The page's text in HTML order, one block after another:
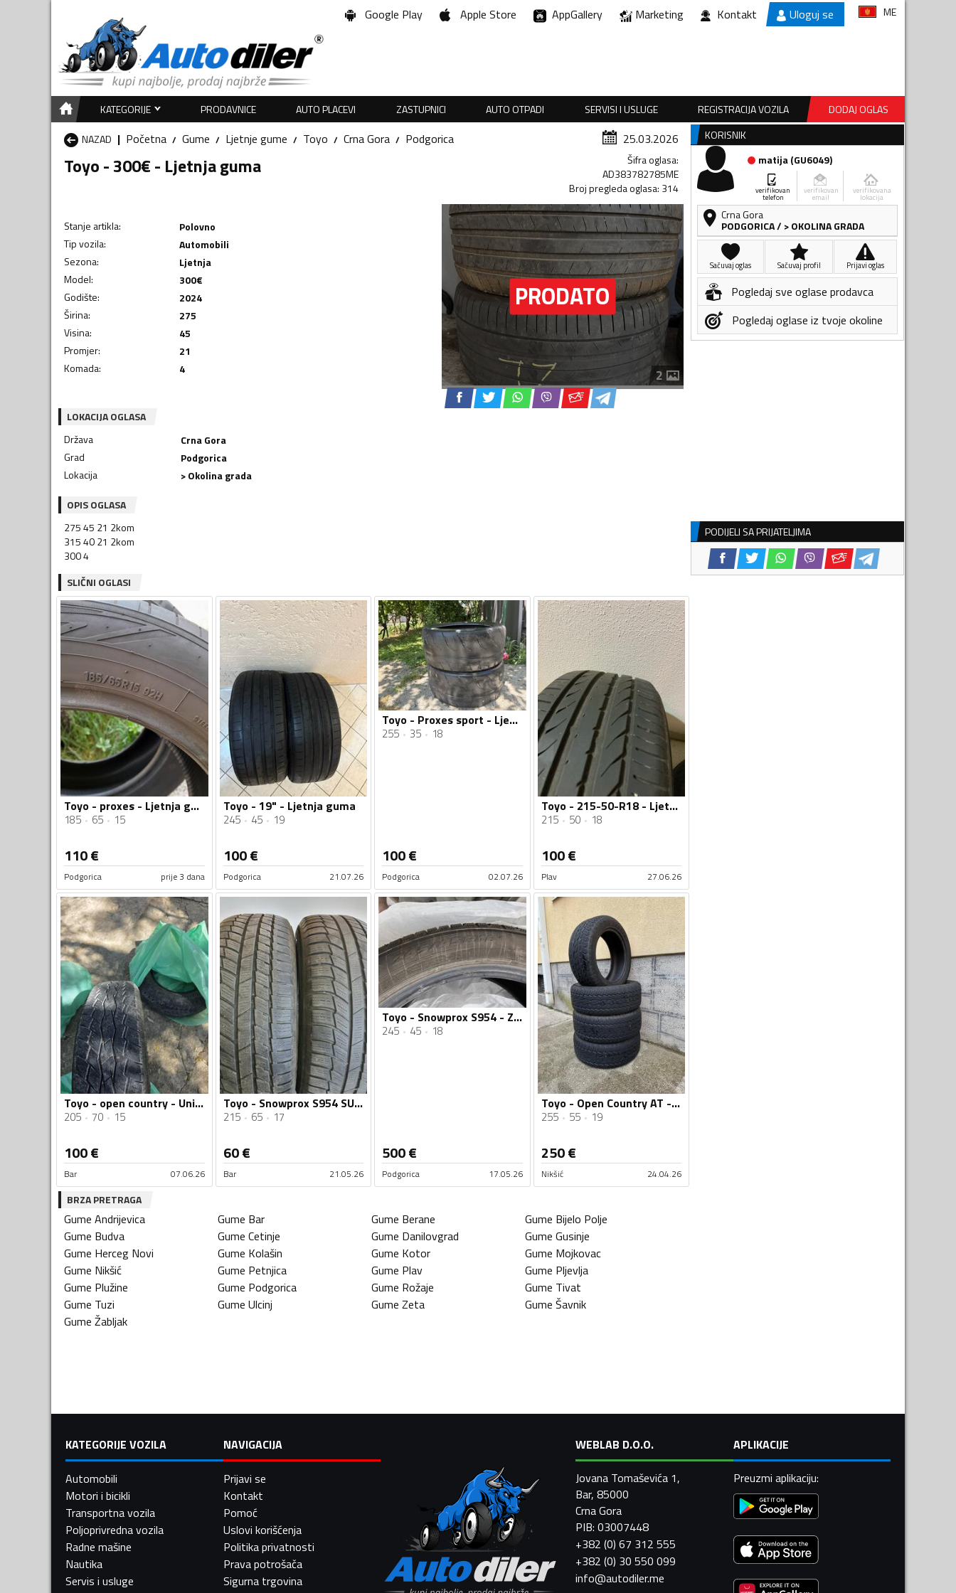
Google Play Apple Store AppGallery Marketing Kontakt Uloguj se ME
KATEGORIJE PRODAVNICE AUTO PLACEVI ZASTUPNICI AUTO OTPADI SERVISI I USLUGE REGISTRACIJA VOZILA
DODAJ OGLAS
NAZAD
Početna Gume Ljetnje gume Toyo Crna Gora Podgorica 25.03.2026
Toyo - 300€ - Ljetnja guma Šifra oglasa:
AD383782785ME
Broj pregleda oglasa: 314
Stanje artikla:
Polovno
Tip vozila:
Automobili
Sezona:
Ljetnja
Model:
300€
Godište:
2024
Širina:
275
Visina:
45
Promjer:
21
Komada: 4 2
LOKACIJA OGLASA
Država
Crna Gora
Grad
Podgorica
Lokacija
> Okolina grada
OPIS OGLASA
275 45 21 2kom
315 40 21 2kom
300 4
SLIČNI OGLASI
Toyo - proxes - Ljetnja guma
185 65 15
110€
Podgorica prije 3 dana
Toyo - 19" - Ljetnja guma
245 45 19
100€
Podgorica 21.07.26
Toyo - Proxes sport - Ljetnja guma
255 35 18
100€
Podgorica 02.07.26
Toyo - 215-50-R18 - Ljetnja guma
215 50 18
100€
Plav 27.06.26
Toyo - open country - Univerzalna guma
205 70 15
100€
Bar 07.06.26
Toyo - Snowprox S954 SUV - Zimska guma
215 65 17
60€
Bar 21.05.26
Toyo - Snowprox S954 - Zimska guma
245 45 18
500€
Podgorica 17.05.26
Toyo - Open Country AT - Univerzalna guma
255 55 19
250€
Nikšić 24.04.26
BRZA PRETRAGA
Gume Andrijevica Gume Bar Gume Berane Gume Bijelo Polje
Gume Budva Gume Cetinje Gume Danilovgrad Gume Gusinje
Gume Herceg Novi Gume Kolašin Gume Kotor Gume Mojkovac
Gume Nikšić Gume Petnjica Gume Plav Gume Pljevlja
Gume Plužine Gume Podgorica Gume Rožaje Gume Tivat
Gume Tuzi Gume Ulcinj Gume Zeta Gume Šavnik
Gume Žabljak
KORISNIK
matija(GU6049)
verifikovan
telefon
verifikovan
email
verifikovana
lokacija
Crna Gora
PODGORICA/ > OKOLINA GRADA
Sačuvaj oglas Sačuvaj profil Prijavi oglas
Pogledaj sve oglase prodavca
Pogledaj oglase iz tvoje okoline
PODIJELI SA PRIJATELJIMA
KATEGORIJE VOZILA
Automobili
Motori i bicikli
Transportna vozila
Poljoprivredna vozila
Radne mašine
Nautika
Servis i usluge
NAVIGACIJA
Prijavi se
Kontakt
Pomoć
Uslovi korišćenja
Politika privatnosti
Prava potrošača
Sigurna trgovina
WEBLAB D.O.O.
Jovana Tomaševića 1,
Bar, 85000
Crna Gora
PIB: 03007448
+382 (0) 67 312 555
+382 (0) 30 550 099
info@autodiler.me
APLIKACIJE
Preuzmi aplikaciju: